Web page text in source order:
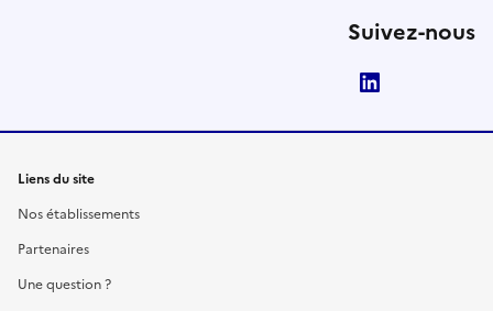
Suivez-nous
Liens du site
Nos établissements
Partenaires
Une question ?